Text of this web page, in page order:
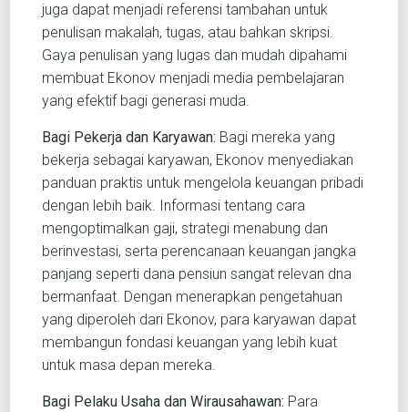
juga dapat menjadi referensi tambahan untuk
penulisan makalah, tugas, atau bahkan skripsi.
Gaya penulisan yang lugas dan mudah dipahami
membuat Ekonov menjadi media pembelajaran
yang efektif bagi generasi muda.
Bagi Pekerja dan Karyawan: Bagi mereka yang
bekerja sebagai karyawan, Ekonov menyediakan
panduan praktis untuk mengelola keuangan pribadi
dengan lebih baik. Informasi tentang cara
mengoptimalkan gaji, strategi menabung dan
berinvestasi, serta perencanaan keuangan jangka
panjang seperti dana pensiun sangat relevan dna
bermanfaat. Dengan menerapkan pengetahuan
yang diperoleh dari Ekonov, para karyawan dapat
membangun fondasi keuangan yang lebih kuat
untuk masa depan mereka.
Bagi Pelaku Usaha dan Wirausahawan: Para